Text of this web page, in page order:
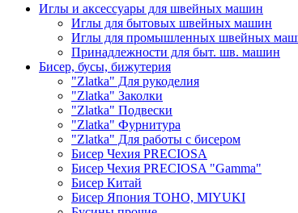
Иглы и аксессуары для швейных машин
Иглы для бытовых швейных машин
Иглы для промышленных швейных
Принадлежности для быт. шв. машин
Бисер, бусы, бижутерия
"Zlatka" Для рукоделия
"Zlatka" Заколки
"Zlatka" Подвески
"Zlatka" Фурнитура
"Zlatka" Для работы с бисером
Бисер Чехия PRECIOSA
Бисер Чехия PRECIOSA "Gamma"
Бисер Китай
Бисер Япония TOHO, MIYUKI